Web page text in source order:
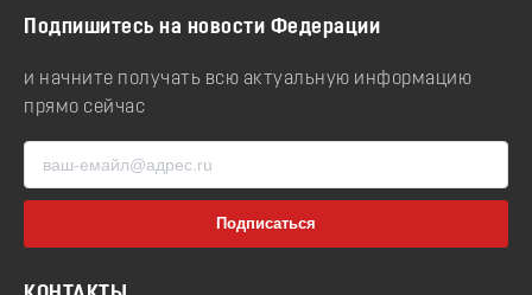
Подпишитесь на новости Федерации
и начните получать всю актуальную информацию
прямо сейчас